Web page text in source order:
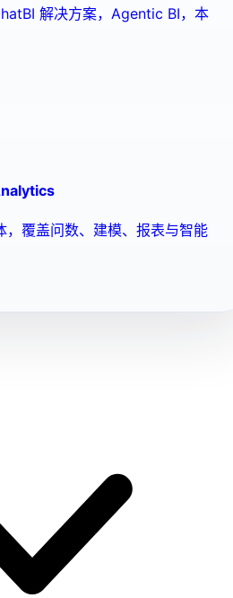
解决方案，Agentic BI，本
，覆盖问数、建模、报表与智能